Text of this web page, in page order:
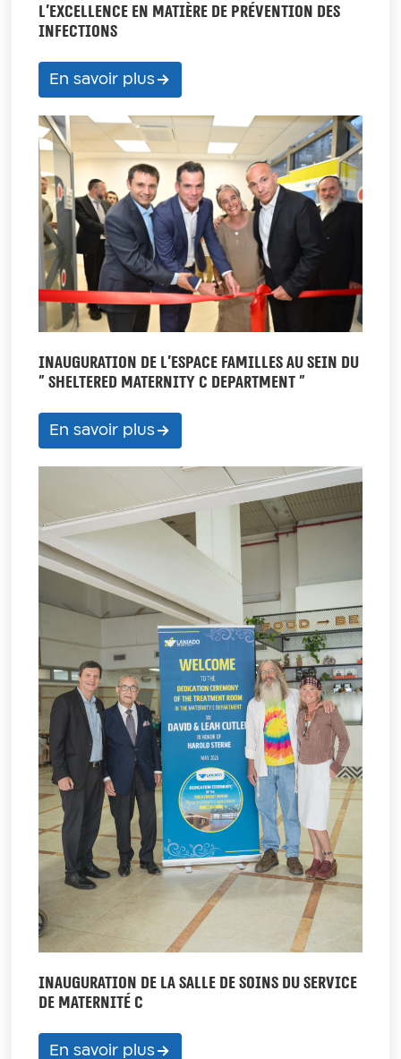
L’EXCELLENCE EN MATIÈRE DE PRÉVENTION DES
INFECTIONS
En savoir plus
INAUGURATION DE L’ESPACE FAMILLES AU SEIN DU
« SHELTERED MATERNITY C DEPARTMENT »
En savoir plus
INAUGURATION DE LA SALLE DE SOINS DU SERVICE
DE MATERNITÉ C
En savoir plus